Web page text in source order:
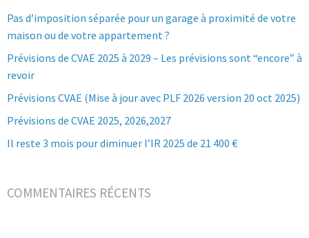
Pas d’imposition séparée pour un garage à proximité de votre
maison ou de votre appartement ?
Prévisions de CVAE 2025 à 2029 – Les prévisions sont “encore” à
revoir
Prévisions CVAE (Mise à jour avec PLF 2026 version 20 oct 2025)
Prévisions de CVAE 2025, 2026,2027
Il reste 3 mois pour diminuer l’IR 2025 de 21 400 €
COMMENTAIRES RÉCENTS